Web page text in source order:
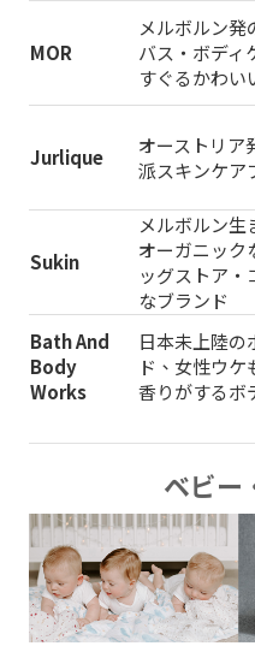
MOR
メルボルン発
バス・ボディ
すぐるかわい
Jurlique
オーストリア
派スキンケア
Sukin
メルボルン生
オーガニック
ッグストア・
なブランド
Bath And
Body
Works
日本未上陸の
ド、女性ウ
香りがするボ
ベビー